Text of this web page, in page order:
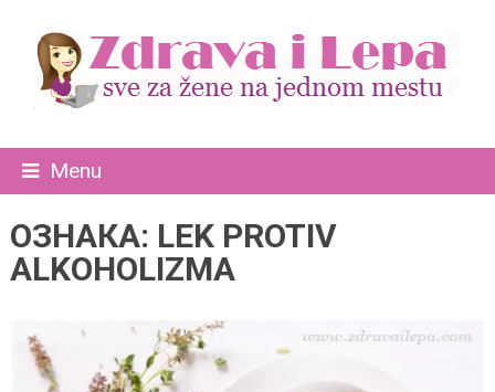
Menu
ОЗНАКА: LEK PROTIV
ALKOHOLIZMA